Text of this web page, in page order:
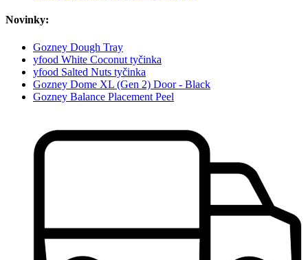
Novinky:
Gozney Dough Tray
yfood White Coconut tyčinka
yfood Salted Nuts tyčinka
Gozney Dome XL (Gen 2) Door - Black
Gozney Balance Placement Peel